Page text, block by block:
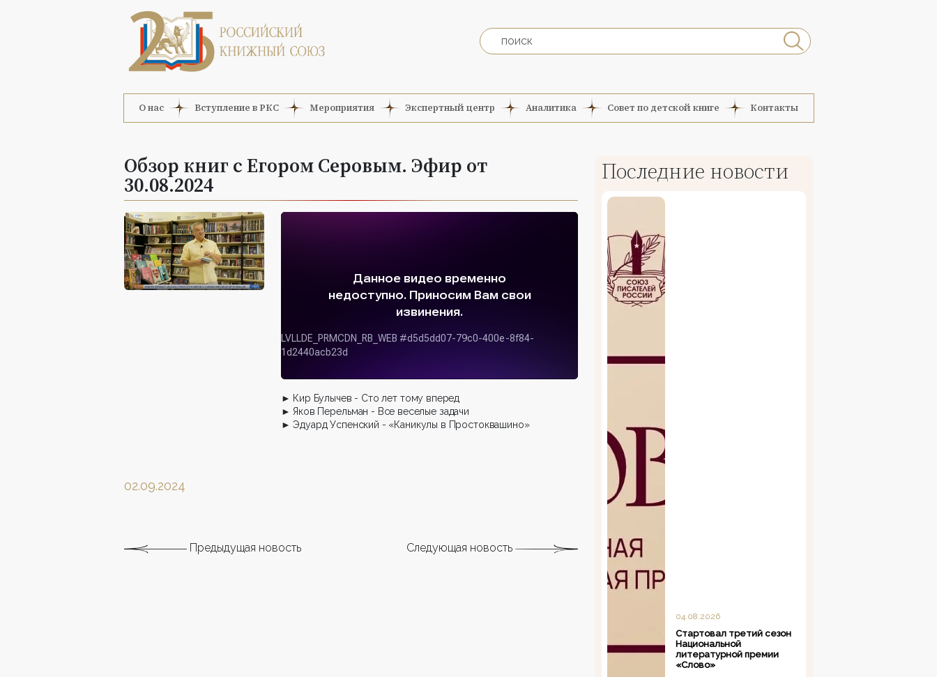
О нас Вступление в РКС Мероприятия Экспертный центр Аналитика Совет по детской книге Контакты
Обзор книг с Егором Серовым. Эфир от
30.08.2024
► Кир Булычев - Сто лет тому вперед
► Яков Перельман - Все веселые задачи
► Эдуард Успенский - «Каникулы в Простоквашино»
02.09.2024
Предыдущая новость Следующая новость
Последние новости
04.08.2026
Стартовал третий сезон
Национальной
литературной премии
«Слово»